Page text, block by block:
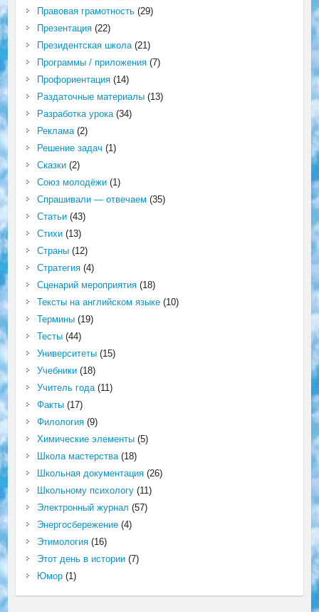
Правовая грамотность(29)
Презентация(22)
Президентская школа(21)
Программы / приложения(7)
Профориентация(14)
Раздаточные материалы(13)
Разработка урока(34)
Реклама(2)
Решение задач (1)
Сказки(2)
Союз молодёжи(1)
Спрашивали — отвечаем (35)
Статьи(43)
Стихи(13)
Страны(12)
Стратегия(4)
Сценарий мероприятия(18)
Тексты на английском языке(10)
Термины(19)
Тесты(44)
Университеты(15)
Учебники(18)
Учитель года(11)
Факты(17)
Филология(9)
Химические элементы(5)
Школа мастерства(18)
Школьная документация(26)
Школьному психологу(11)
Электронный журнал (57)
Энергосбережение(4)
Этимология(16)
Этот день в истории(7)
Юмор(1)